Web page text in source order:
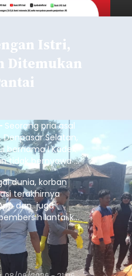
Istri,
Ditemukan
Seorang pria asal
Selatan,
bernama I Kadek
tidak bernyawa di
dunia, korban
terakhirnya
dan juga
lantai ke